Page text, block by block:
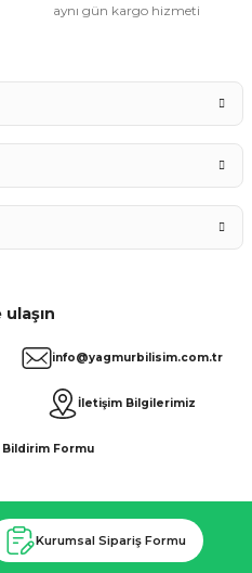
aynı gün kargo hizmeti
ulaşın
info@yagmurbilisim.com.tr
İletişim Bilgilerimiz
Bildirim Formu
Kurumsal Sipariş Formu